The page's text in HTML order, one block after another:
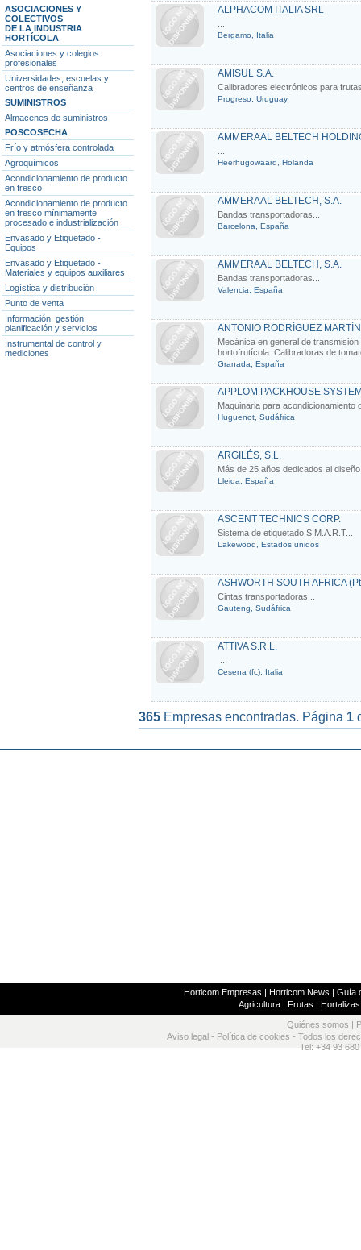
ASOCIACIONES Y
COLECTIVOS
DE LA INDUSTRIA
HORTÍCOLA
Asociaciones y colegios
profesionales
Universidades, escuelas y
centros de enseñanza
SUMINISTROS
Almacenes de suministros
POSCOSECHA
Frío y atmósfera controlada
Agroquímicos
Acondicionamiento de producto
en fresco
Acondicionamiento de producto
en fresco mínimamente
procesado e industrialización
Envasado y Etiquetado -
Equipos
Envasado y Etiquetado -
Materiales y equipos auxiliares
Logística y distribución
Punto de venta
Información, gestión,
planificación y servicios
Instrumental de control y
mediciones
ALPHACOM ITALIA SRL
Bergamo, Italia
AMISUL S.A.
Calibradores electrónicos para
Progreso, Uruguay
AMMERAAL BELTECH
Heerhugowaard, Holanda
AMMERAAL BELTECH, S.A.
Bandas transportadoras...
Barcelona, España
AMMERAAL BELTECH, S.A.
Bandas transportadoras...
Valencia, España
ANTONIO RODRÍGUEZ MARTÍN
Mecánica en general de
hortofrutícola. Calibradoras de
Granada, España
APPLOM PACKHOUSE
Maquinaria para acondicionamiento
Huguenot, Sudáfrica
ARGILÉS, S.L.
Más de 25 años dedicados al
Lleida, España
ASCENT TECHNICS CORP.
Sistema de etiquetado S.M.A.R.T...
Lakewood, Estados unidos
ASHWORTH SOUTH AFRICA
Cintas transportadoras...
Gauteng, Sudáfrica
ATTIVA S.R.L.
Cesena (fc), Italia
365 Empresas encontradas. Página 1
Horticom Empresas | Horticom News | Guía
Agricultura| Frutas | Hortalizas
Quiénes somos
Aviso legal - Política de cookies - Todos los
Tel: +34 93